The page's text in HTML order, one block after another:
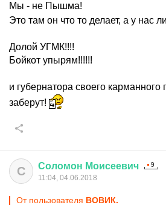
Мы - не Пышма!
Это там он что то делает, а у нас
Долой УГМК!!!!
Бойкот упырям!!!!!!
и губернатора своего карманного
заберут!
С Соломон Моисеевич
11:04, 04.06.2018
От пользователя ВОВИК.